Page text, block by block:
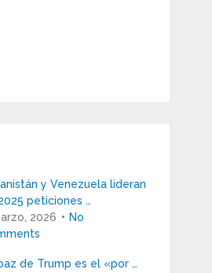
y Venezuela lideran
peticiones …
2026
No
de Trump es el «por …